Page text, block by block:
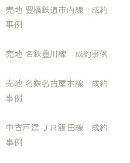
売地 豊橋鉄道市内線 成約
事例
売地 名鉄豊川線 成約事例
売地 名鉄名古屋本線 成約
事例
中古戸建 ＪＲ飯田線 成約
事例